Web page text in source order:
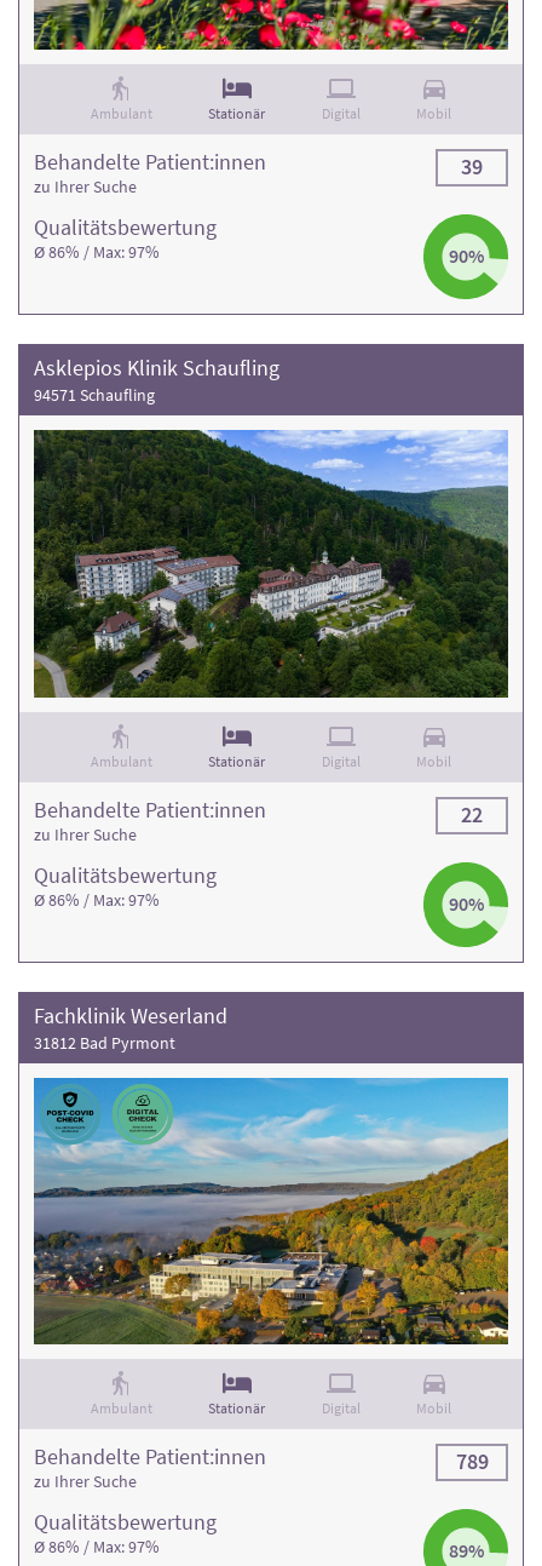
Ambulant Stationär Digital Mobil
Qualitäts­bewertung
Ø 86% / Max: 97% 90%
Behandelte Patient:innen
zu Ihrer Suche
39
Asklepios Klinik Schaufling
94571 Schaufling
Ambulant Stationär Digital Mobil
Qualitäts­bewertung
Ø 86% / Max: 97% 90%
Behandelte Patient:innen
zu Ihrer Suche
22
Fachklinik Weserland
31812 Bad Pyrmont
Ambulant Stationär Digital Mobil
Qualitäts­bewertung
Ø 86% / Max: 97% 89%
Behandelte Patient:innen
zu Ihrer Suche
789